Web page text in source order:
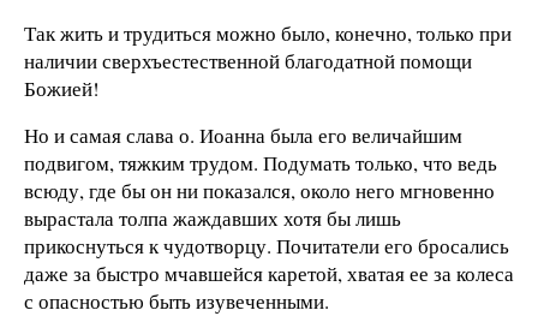
Так жить и трудиться можно было, конечно, только при
наличии сверхъестественной благодатной помощи
Божией!
Но и самая слава о. Иоанна была его величайшим
подвигом, тяжким трудом. Подумать только, что ведь
всюду, где бы он ни показался, около него мгновенно
вырастала толпа жаждавших хотя бы лишь
прикоснуться к чудотворцу. Почитатели его бросались
даже за быстро мчавшейся каретой, хватая ее за колеса
с опасностью быть изувеченными.